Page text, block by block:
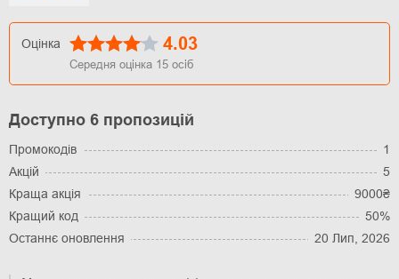
Оцінка 4.03
Середня оцінка 15 осіб
Доступно 6 пропозицій
Промокодів
1
Акцій
5
Краща акція
9000₴
Кращий код
50%
Останнє оновлення
20 Лип, 2026